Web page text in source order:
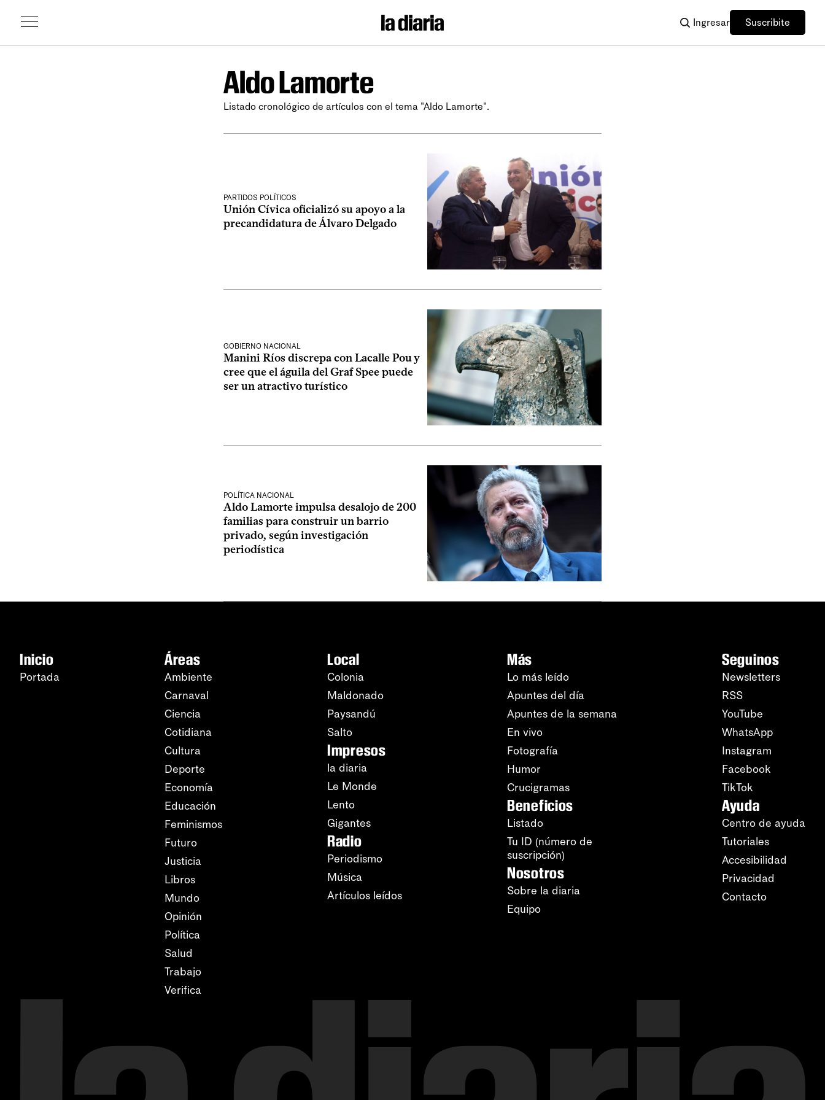
Ingresar Suscribite
Aldo Lamorte
Listado cronológico de artículos con el tema "Aldo Lamorte".
PARTIDOS POLÍTICOS
Unión Cívica oficializó su apoyo a la
precandidatura de Álvaro Delgado
GOBIERNO NACIONAL
Manini Ríos discrepa con Lacalle Pou y
cree que el águila del Graf Spee puede
ser un atractivo turístico
POLÍTICA NACIONAL
Aldo Lamorte impulsa desalojo de 200
familias para construir un barrio
privado, según investigación
periodística
Inicio
Portada
Áreas
Ambiente
Carnaval
Ciencia
Cotidiana
Cultura
Deporte
Economía
Educación
Feminismos
Futuro
Justicia
Libros
Mundo
Opinión
Política
Salud
Trabajo
Verifica
Local
Colonia
Maldonado
Paysandú
Salto
Impresos
la diaria
Le Monde
Lento
Gigantes
Radio
Periodismo
Música
Artículos leídos
Más
Lo más leído
Apuntes del día
Apuntes de la semana
En vivo
Fotografía
Humor
Crucigramas
Beneficios
Listado
Tu ID (número de
suscripción)
Nosotros
Sobre la diaria
Equipo
Seguinos
Newsletters
RSS
YouTube
WhatsApp
Instagram
Facebook
TikTok
Ayuda
Centro de ayuda
Tutoriales
Accesibilidad
Privacidad
Contacto